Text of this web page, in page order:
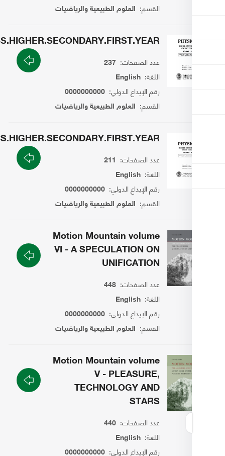
العلوم الطبيعية والرياضيات
PHYSICS.HIGHER.SECONDARY.FIRST.YEAR
عدد الصفحات: 237
اللغة: English
رقم الإيداع الدولي:0000000000
العلوم الطبيعية والرياضيات
PHYSICS.HIGHER.SECONDARY.FIRST.YEAR
عدد الصفحات: 211
اللغة: English
رقم الإيداع الدولي:0000000000
العلوم الطبيعية والرياضيات
Motion Mountain volume
VI - A SPECULATION ON
UNIFICATION
عدد الصفحات: 448
English
رقم الإيداع الدولي:0000000000
العلوم الطبيعية والرياضيات
Motion Mountain volume
V - PLEASURE,
TECHNOLOGY AND
STARS
عدد الصفحات: 440
اللغة: English
رقم الإيداع الدولي:0000000000